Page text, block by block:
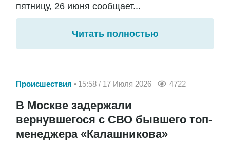
пятницу, 26 июня сообщает...
Читать полностью
Происшествия 15:58 / 17 Июля 2026 4722
В Москве задержали
вернувшегося с СВО бывшего топ-
менеджера «Калашникова»